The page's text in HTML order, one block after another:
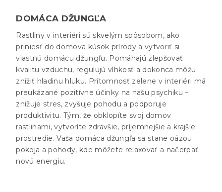
DOMÁCA DŽUNGĽA
Rastliny v interiéri sú skvelým spôsobom, ako
priniesť do domova kúsok prírody a vytvoriť si
vlastnú domácu džungľu. Pomáhajú zlepšovať
kvalitu vzduchu, regulujú vlhkosť a dokonca môžu
znížiť hladinu hluku. Prítomnosť zelene v interiéri má
preukázané pozitívne účinky na našu psychiku –
znižuje stres, zvyšuje pohodu a podporuje
produktivitu. Tým, že obklopíte svoj domov
rastlinami, vytvoríte zdravšie, príjemnejšie a krajšie
prostredie. Vaša domáca džungľa sa stane oázou
pokoja a pohody, kde môžete relaxovať a načerpať
novú energiu.